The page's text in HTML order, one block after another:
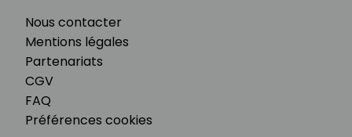
Nous contacter
Mentions légales
Partenariats
CGV
FAQ
Préférences cookies